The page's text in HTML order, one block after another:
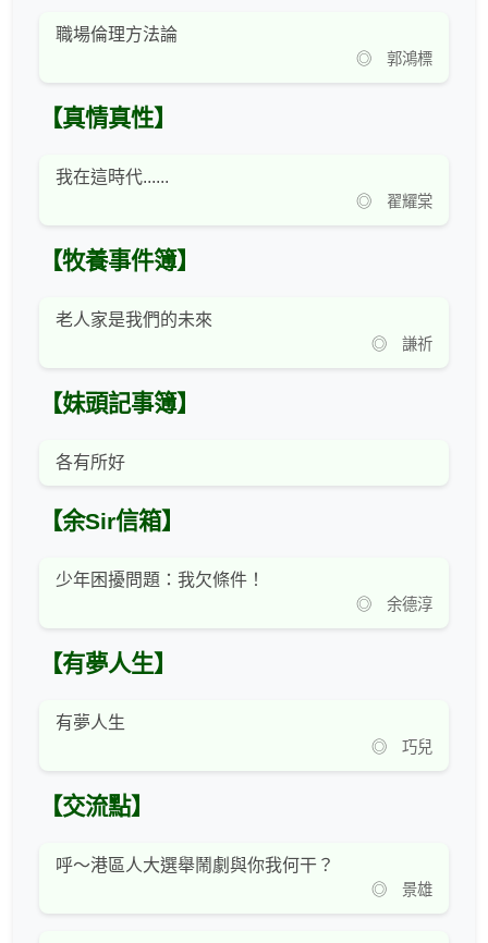
職場倫理方法論
◎ 郭鴻標
【真情真性】
我在這時代......
◎ 翟耀棠
【牧養事件簿】
老人家是我們的未來
◎ 謙祈
【妹頭記事簿】
各有所好
【余Sir信箱】
少年困擾問題：我欠條件！
◎ 余德淳
【有夢人生】
有夢人生
◎ 巧兒
【交流點】
呼～港區人大選舉鬧劇與你我何干？
◎ 景雄